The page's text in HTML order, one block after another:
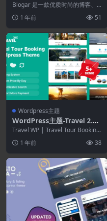
4–博客杂志WordPress主题
Blogar 是一款优质时尚的博客、
有超...1 年前 51
Wordpress主题
WordPress主题-Travel 2.1.
3–旅游预订WordPress主题
Travel WP | Travel Tour Booking
1 年前 38